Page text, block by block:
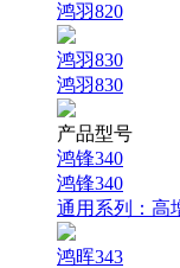
鸿羽820
鸿羽830
鸿羽830
产品型号
鸿锋340
鸿锋340
通用系列： 高
鸿晖343